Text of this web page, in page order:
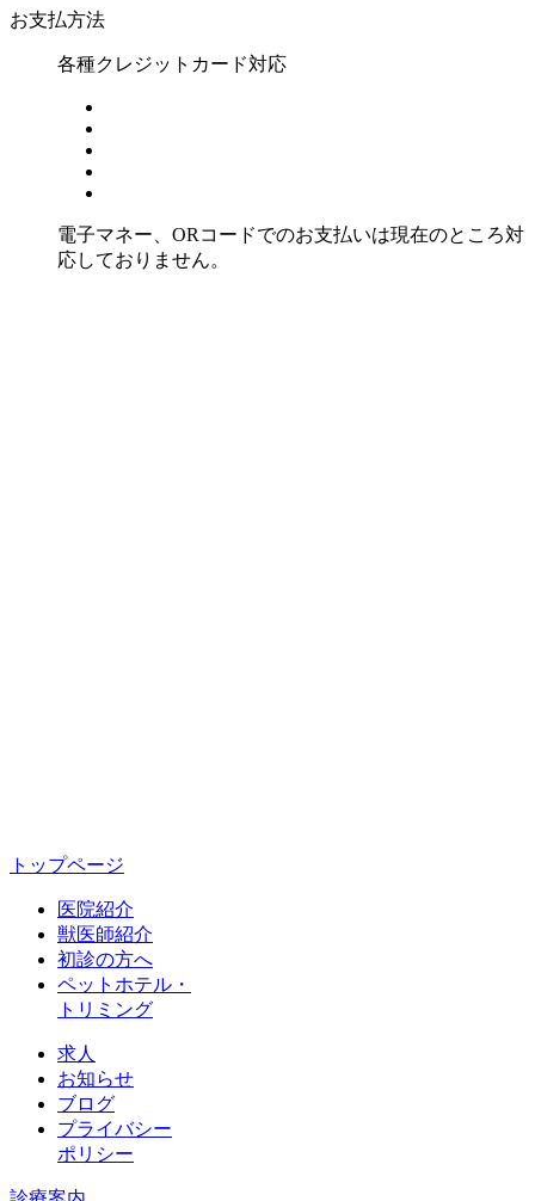
お支払方法
各種クレジットカード対応
電子マネー、ORコードでのお支払いは現在のところ対
応しておりません。
トップページ
医院紹介
獣医師紹介
初診の方へ
ペットホテル・
トリミング
求人
お知らせ
ブログ
プライバシー
ポリシー